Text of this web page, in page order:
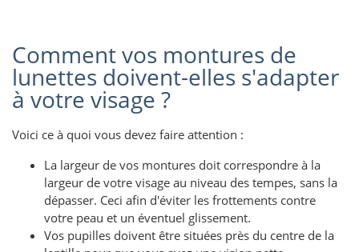
Comment vos montures de
lunettes doivent-elles s'adapter
à votre visage ?
Voici ce à quoi vous devez faire attention :
La largeur de vos montures doit correspondre à la
largeur de votre visage au niveau des tempes, sans la
dépasser. Ceci afin d'éviter les frottements contre
votre peau et un éventuel glissement.
Vos pupilles doivent être situées près du centre de la